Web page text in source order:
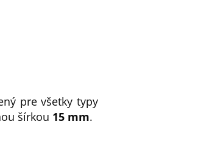
pre všetky typy
šírkou 15 mm.